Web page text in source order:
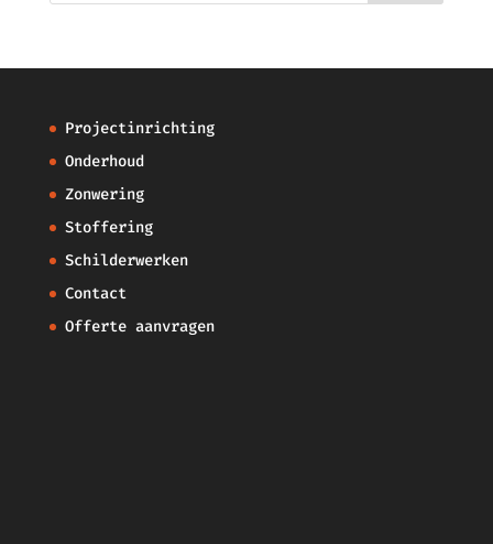
Projectinrichting
Onderhoud
Zonwering
Stoffering
Schilderwerken
Contact
Offerte aanvragen